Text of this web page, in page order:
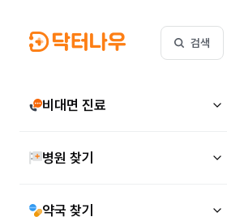
검색
비대면 진료
병원 찾기
약국 찾기